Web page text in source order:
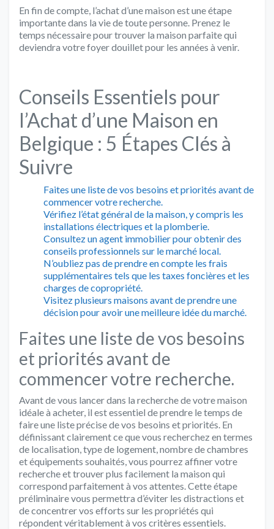
En fin de compte, l’achat d’une maison est une étape
importante dans la vie de toute personne. Prenez le
temps nécessaire pour trouver la maison parfaite qui
deviendra votre foyer douillet pour les années à venir.
Conseils Essentiels pour
l’Achat d’une Maison en
Belgique : 5 Étapes Clés à
Suivre
Faites une liste de vos besoins et priorités avant de
commencer votre recherche.
Vérifiez l’état général de la maison, y compris les
installations électriques et la plomberie.
Consultez un agent immobilier pour obtenir des
conseils professionnels sur le marché local.
N’oubliez pas de prendre en compte les frais
supplémentaires tels que les taxes foncières et les
charges de copropriété.
Visitez plusieurs maisons avant de prendre une
décision pour avoir une meilleure idée du marché.
Faites une liste de vos besoins
et priorités avant de
commencer votre recherche.
Avant de vous lancer dans la recherche de votre maison
idéale à acheter, il est essentiel de prendre le temps de
faire une liste précise de vos besoins et priorités. En
définissant clairement ce que vous recherchez en termes
de localisation, type de logement, nombre de chambres
et équipements souhaités, vous pourrez affiner votre
recherche et trouver plus facilement la maison qui
correspond parfaitement à vos attentes. Cette étape
préliminaire vous permettra d’éviter les distractions et
de concentrer vos efforts sur les propriétés qui
répondent véritablement à vos critères essentiels.